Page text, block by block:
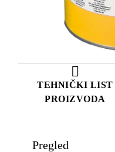
TEHNIČKI LIST
PROIZVODA
Pregled